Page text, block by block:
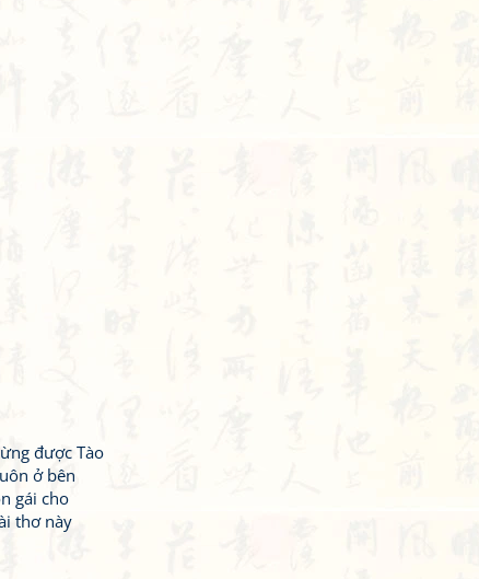
được Tào
ở bên
gái cho
thơ này